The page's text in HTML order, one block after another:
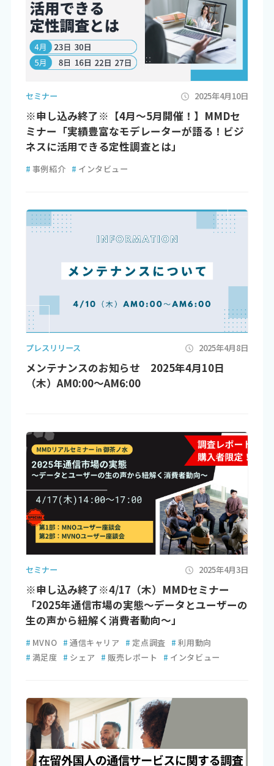
セミナー 2025年4月10日
※申し込み終了※【4月～5月開催！】MMDセ
ミナー「実績豊富なモデレーターが語る！ビジ
ネスに活用できる定性調査とは」
# 事例紹介 # インタビュー
プレスリリース 2025年4月8日
メンテナンスのお知らせ 2025年4月10日
（木）AM0:00～AM6:00
セミナー 2025年4月3日
※申し込み終了※4/17（木）MMDセミナー
「2025年通信市場の実態～データとユーザーの
生の声から紐解く消費者動向～」
# MVNO # 通信キャリア # 定点調査 # 利用動向
# 満足度 # シェア # 販売レポート # インタビュー